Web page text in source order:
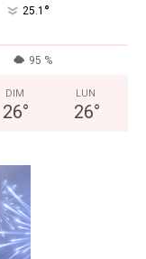
25.1 °
95 %
DIM
26°
LUN
26°